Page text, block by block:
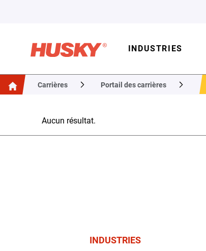
INDUSTRIES
Carrières Portail des carrières
Aucun résultat.
INDUSTRIES